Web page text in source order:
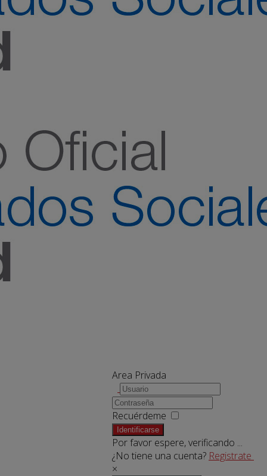
Area Privada
Recuérdeme
Identificarse
Por favor espere, verificando ...
¿No tiene una cuenta? Registrate
×